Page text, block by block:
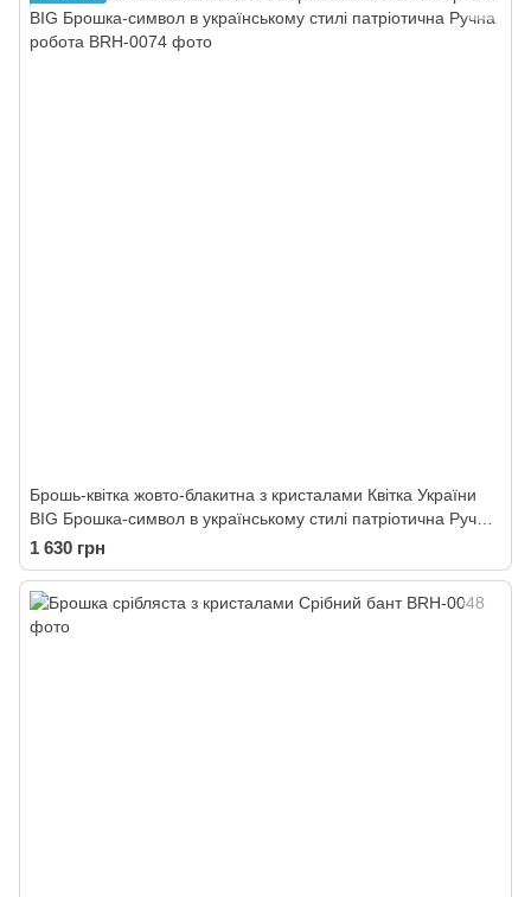
Брошь-квітка жовто-блакитна з кристалами Квітка України
BIG Брошка-символ в українському стилі патріотична Ручна
робота
1 630 грн